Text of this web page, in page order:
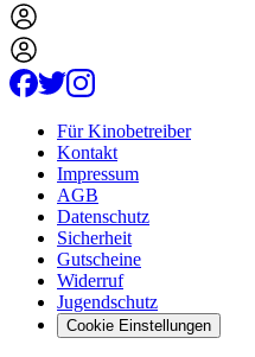
Für Kinobetreiber
Kontakt
Impressum
AGB
Datenschutz
Sicherheit
Gutscheine
Widerruf
Jugendschutz
Cookie Einstellungen